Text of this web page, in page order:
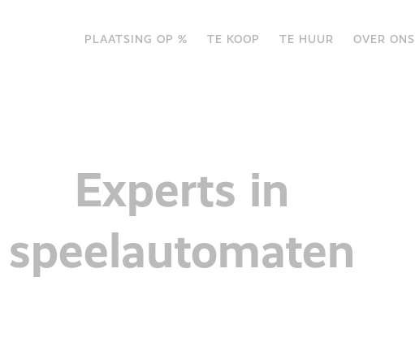
PLAATSING OP % TE KOOP TE HUUR OVER ONS
Experts in